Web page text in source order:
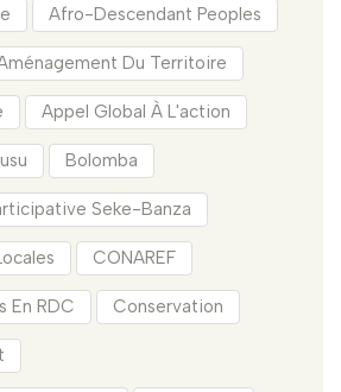
Afro-Descendant Peoples
Du Territoire
Appel Global À L'action
Bolomba
Seke-Banza
CONAREF
En RDC Conservation